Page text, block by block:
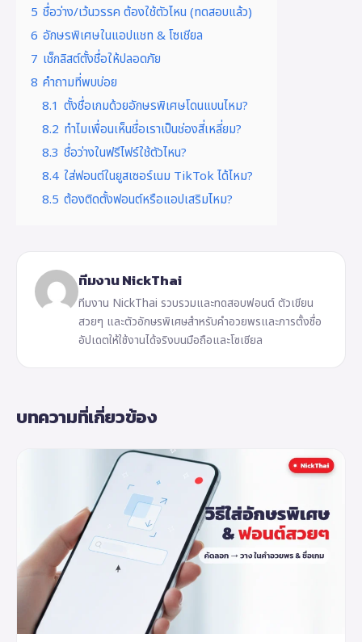
5 ชื่อว่าง/เว้นวรรค ต้องใช้ตัวไหน (ทดสอบแล้ว)
6 อักษรพิเศษในแอปแชท & โซเชียล
7 เช็กลิสต์ตั้งชื่อให้ปลอดภัย
8 คำถามที่พบบ่อย
8.1 ตั้งชื่อเกมด้วยอักษรพิเศษโดนแบนไหม?
8.2 ทำไมเพื่อนเห็นชื่อเราเป็นช่องสี่เหลี่ยม?
8.3 ชื่อว่างในฟรีไฟร์ใช้ตัวไหน?
8.4 ใส่ฟอนต์ในยูสเซอร์เนม TikTok ได้ไหม?
8.5 ต้องติดตั้งฟอนต์หรือแอปเสริมไหม?
ทีมงาน NickThai
ทีมงาน NickThai รวบรวมและทดสอบฟอนต์ ตัวเขียน
สวยๆ และตัวอักษรพิเศษสำหรับคำอวยพรและการตั้งชื่อ
อัปเดตให้ใช้งานได้จริงบนมือถือและโซเชียล
บทความที่เกี่ยวข้อง